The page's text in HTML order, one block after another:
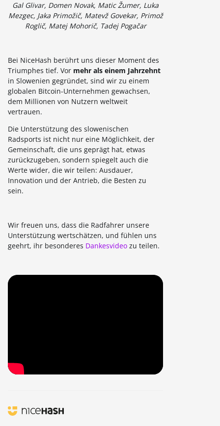
Gal Glivar, Domen Novak, Matic Žumer, Luka
Mezgec, Jaka Primožič, Matevž Govekar, Primož
Roglič, Matej Mohorič, Tadej Pogačar
Bei NiceHash berührt uns dieser Moment des
Triumphes tief. Vor mehr als einem Jahrzehnt
in Slowenien gegründet, sind wir zu einem
globalen Bitcoin-Unternehmen gewachsen,
dem Millionen von Nutzern weltweit
vertrauen.
Die Unterstützung des slowenischen
Radsports ist nicht nur eine Möglichkeit, der
Gemeinschaft, die uns geprägt hat, etwas
zurückzugeben, sondern spiegelt auch die
Werte wider, die wir teilen: Ausdauer,
Innovation und der Antrieb, die Besten zu
sein.
Wir freuen uns, dass die Radfahrer unsere
Unterstützung wertschätzen, und fühlen uns
geehrt, ihr besonderes Dankesvideo zu teilen.